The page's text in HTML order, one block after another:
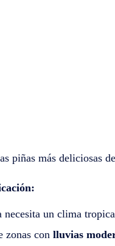
piñas más deliciosas
necesita un clima
zonas con lluvias